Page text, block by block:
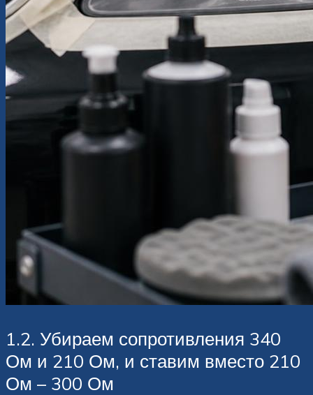
1.2. Убираем сопротивления 340
Ом и 210 Ом, и ставим вместо 210
Ом – 300 Ом